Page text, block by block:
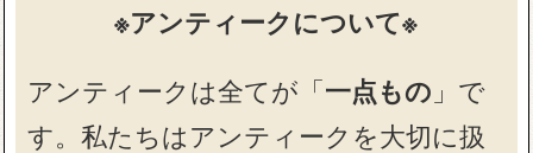
※アンティークについて※
アンティークは全てが「一点もの 」で
す。私たちはアンティークを大切に扱